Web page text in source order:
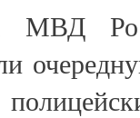
МВД